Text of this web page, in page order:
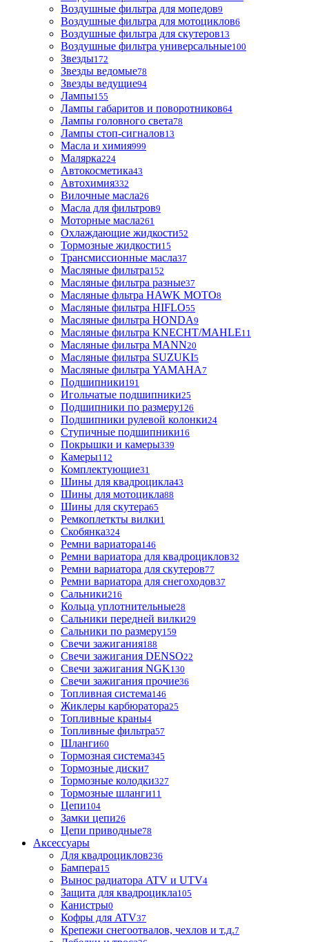
Воздушные фильтра для мопедов9
Воздушные фильтра для мотоциклов6
Воздушные фильтра для скутеров13
Воздушные фильтра универсальные100
Звезды172
Звезды ведомые78
Звезды ведущие94
Лампы155
Лампы габаритов и поворотников64
Лампы головного света78
Лампы стоп-сигналов13
Масла и химия999
Малярка224
Автокосметика43
Автохимия332
Вилочные масла26
Масла для фильтров9
Моторные масла261
Охлаждающие жидкости52
Тормозные жидкости15
Трансмиссионные масла37
Масляные фильтра152
Масляные фильтра разные37
Масляные фльтра HAWK MOTO8
Масляные фильтра HIFLO55
Масляные фильтра HONDA9
Масляные фильтра KNECHT/MAHLE11
Масляные фильтра MANN20
Масляные фильтра SUZUKI5
Масляные фильтра YAMAHA7
Подшипники191
Игольчатые подшипники25
Подшипники по размеру126
Подшипники рулевой колонки24
Ступичные подшипники16
Покрышки и камеры339
Камеры112
Комплектующие31
Шины для квадроцикла43
Шины для мотоцикла88
Шины для скутера65
Ремкоплеткты вилки1
Скобянка324
Ремни вариатора146
Ремни вариатора для квадроциклов32
Ремни вариатора для скутеров77
Ремни вариатора для снегоходов37
Сальники216
Кольца уплотнительные28
Сальники передней вилки29
Сальники по размеру159
Свечи зажигания188
Свечи зажигания DENSO22
Свечи зажигания NGK130
Свечи зажигания прочие36
Топливная система146
Жиклеры карбюратора25
Топливные краны4
Топливные фильтра57
Шланги60
Тормозная система345
Тормозные диски7
Тормозные колодки327
Тормозные шланги11
Цепи104
Замки цепи26
Цепи приводные78
Аксессуары
Для квадроциклов236
Бамперa15
Вынос радиатора ATV и UTV4
Защита для квадроцикла105
Канистры0
Кофры для ATV37
Крепежи снегоотвалов, чехлов и т.д.7